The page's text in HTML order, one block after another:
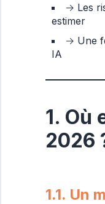
→ Les
estimer
→ Une
IA
1. Où
2026
1.1. Un